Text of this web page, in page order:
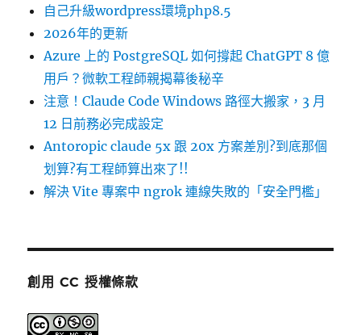
自己升級wordpress環境php8.5
2026年的更新
Azure 上的 PostgreSQL 如何撐起 ChatGPT 8 億
用戶？微軟工程師親揭幕後秘辛
注意！Claude Code Windows 路徑大搬家，3 月
12 日前務必完成設定
Antoropic claude 5x 跟 20x 方案差別?到底那個
划算?有工程師算出來了!!
解決 Vite 專案中 ngrok 連線失敗的「安全門檻」
創用 CC 授權條款